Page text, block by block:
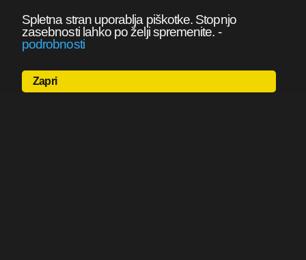
Spletna stran uporablja piškotke. Stopnjo
zasebnosti lahko po želji spremenite. -
podrobnosti
Zapri